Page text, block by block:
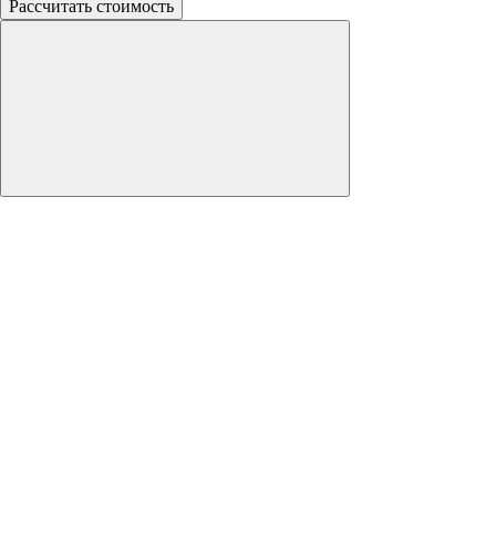
Рассчитать стоимость